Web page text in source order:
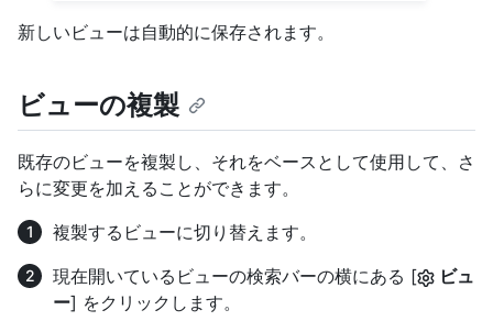
新しいビューは自動的に保存されます。
ビューの複製
既存のビューを複製し、それをベースとして使用して、さ
らに変更を加えることができます。
複製するビューに切り替えます。
現在開いているビューの検索バーの横にある [
ビュ
ー] をクリックします。